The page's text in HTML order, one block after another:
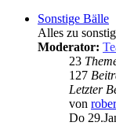
Sonstige Bälle
Alles zu
Moderator:
23
127
Letzter
von
Do